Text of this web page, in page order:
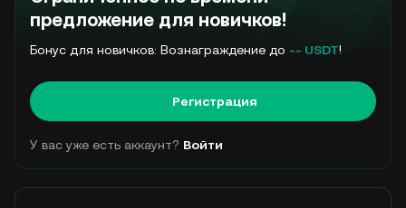
предложение для новичков!
Бонус для новичков: Вознаграждение до -- USDT!
Регистрация
У вас уже есть аккаунт? Войти